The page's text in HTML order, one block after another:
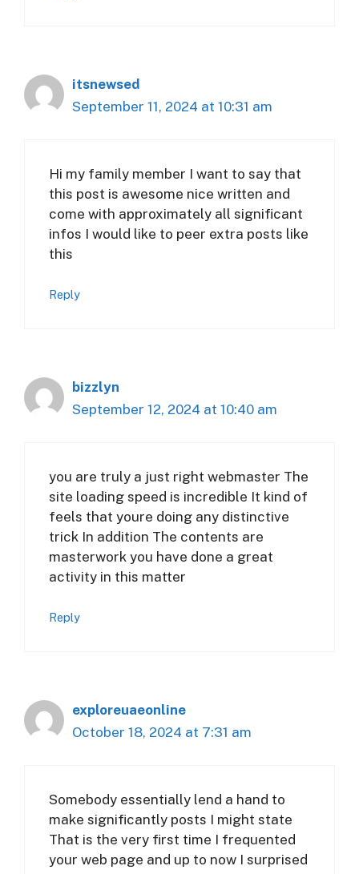
itsnewsed
September 11, 2024 at 10:31 am
Hi my family member I want to say that
this post is awesome nice written and
come with approximately all significant
infos I would like to peer extra posts like
this
Reply
bizzlyn
September 12, 2024 at 10:40 am
you are truly a just right webmaster The
site loading speed is incredible It kind of
feels that youre doing any distinctive
trick In addition The contents are
masterwork you have done a great
activity in this matter
Reply
exploreuaeonline
October 18, 2024 at 7:31 am
Somebody essentially lend a hand to
make significantly posts I might state
That is the very first time I frequented
your web page and up to now I surprised